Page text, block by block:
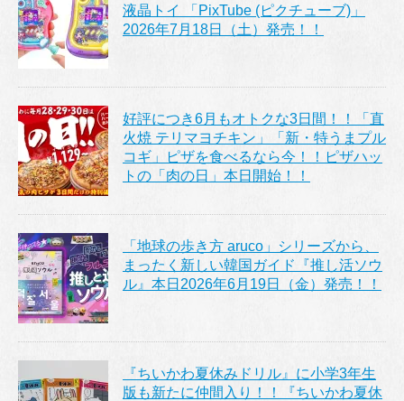
液晶トイ 「PixTube (ピクチューブ)」
2026年7月18日（土）発売！！
好評につき6月もオトクな3日間！！「直
火焼 テリマヨチキン」「新・特うまプル
コギ」ピザを食べるなら今！！ピザハッ
トの「肉の日」本日開始！！
「地球の歩き方 aruco」シリーズから、
まったく新しい韓国ガイド『推し活ソウ
ル』本日2026年6月19日（金）発売！！
『ちいかわ夏休みドリル』に小学3年生
版も新たに仲間入り！！『ちいかわ夏休